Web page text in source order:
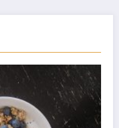
DIVERS